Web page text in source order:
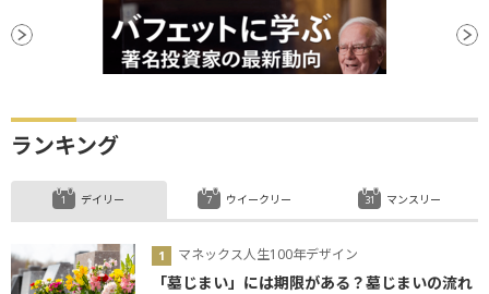
証券取引所
買収
パフォーマンス
ランキング
デイリー
マネックス人生100年デザイン
「墓じまい」には期限がある？墓じまいの流れ
ウイークリー マンスリー